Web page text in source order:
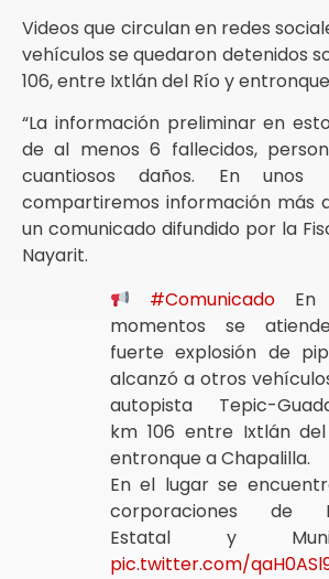
Videos que circulan en redes
vehículos se quedaron detenidos
106, entre Ixtlán del Río y
“La información preliminar en
de al menos 6 fallecidos,
cuantiosos daños. En unos
compartiremos información más
un comunicado difundido por la
Nayarit.
#Comunicado En
momentos se
fuerte explosión de
alcanzó a otros
autopista Tepic-
km 106 entre Ixtlán
entronque a Chapalilla.
En el lugar se
corporaciones de
Estatal y
pic.twitter.com/